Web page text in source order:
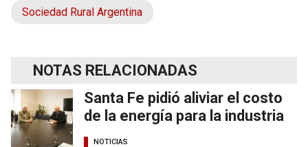
Sociedad Rural Argentina
NOTAS RELACIONADAS
Santa Fe pidió aliviar el costo
de la energía para la industria
NOTICIAS